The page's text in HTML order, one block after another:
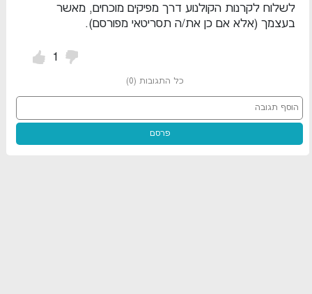
לשלוח לקרנות הקולנוע דרך מפיקים מוכחים, מאשר
בעצמך (אלא אם כן את/ה תסריטאי מפורסם).
1
כל התגובות(
0
)
פרסם